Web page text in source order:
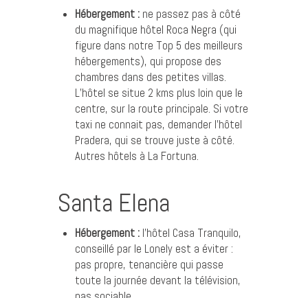
Hébergement :ne passez pas à côté
du magnifique hôtel Roca Negra (qui
figure dans notre Top 5 des meilleurs
hébergements), qui propose des
chambres dans des petites villas.
L’hôtel se situe 2 kms plus loin que le
centre, sur la route principale. Si votre
taxi ne connait pas, demander l’hôtel
Pradera, qui se trouve juste à côté.
Autres hôtels à La Fortuna.
Santa Elena
Hébergement :l’hôtel Casa Tranquilo,
conseillé par le Lonely est a éviter :
pas propre, tenancière qui passe
toute la journée devant la télévision,